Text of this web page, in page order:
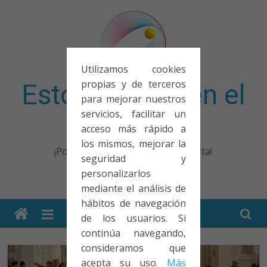
Utilizamos cookies
propias y de terceros
para mejorar nuestros
servicios, facilitar un
acceso más rápido a
los mismos, mejorar la
seguridad y
personalizarlos
mediante el análisis de
hábitos de navegación
de los usuarios. Si
continúa navegando,
consideramos que
acepta su uso. Más
Esto no entra en el
examen
¡Porque no solo el examen importa!